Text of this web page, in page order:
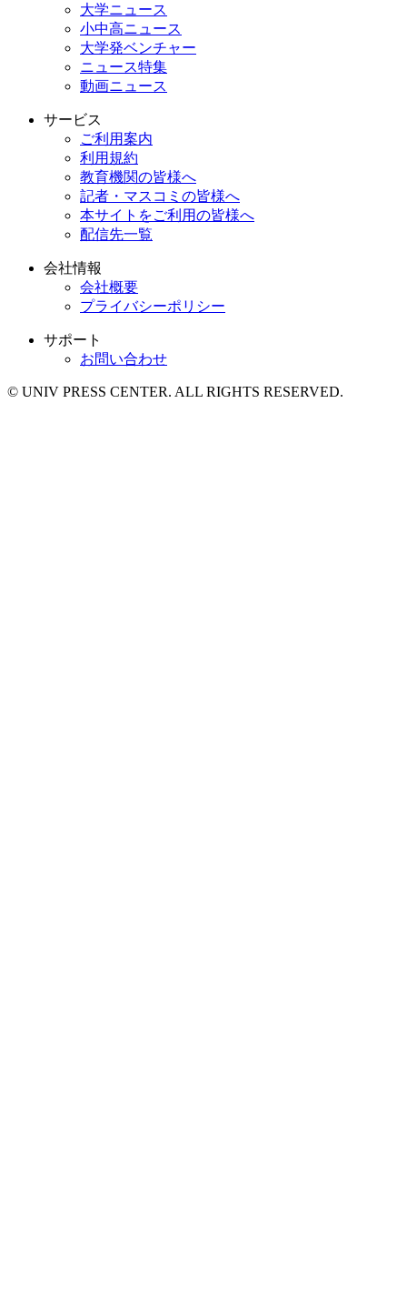
大学ニュース
小中高ニュース
大学発ベンチャー
ニュース特集
動画ニュース
サービス
ご利用案内
利用規約
教育機関の皆様へ
記者・マスコミの皆様へ
本サイトをご利用の皆様へ
配信先一覧
会社情報
会社概要
プライバシーポリシー
サポート
お問い合わせ
© UNIV PRESS CENTER. ALL RIGHTS RESERVED.